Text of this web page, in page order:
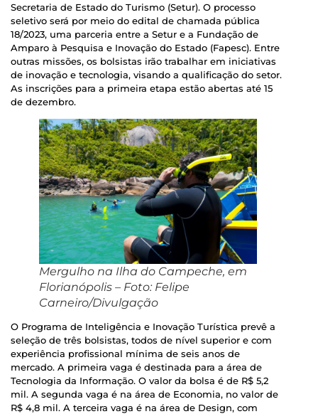
Secretaria de Estado do Turismo (Setur). O processo
seletivo será por meio do edital de chamada pública
18/2023, uma parceria entre a Setur e a Fundação de
Amparo à Pesquisa e Inovação do Estado (Fapesc). Entre
outras missões, os bolsistas irão trabalhar em iniciativas
de inovação e tecnologia, visando a qualificação do setor.
As inscrições para a primeira etapa estão abertas até 15
de dezembro.
Mergulho na Ilha do Campeche, em
Florianópolis – Foto: Felipe
Carneiro/Divulgação
O Programa de Inteligência e Inovação Turística prevê a
seleção de três bolsistas, todos de nível superior e com
experiência profissional mínima de seis anos de
mercado. A primeira vaga é destinada para a área de
Tecnologia da Informação. O valor da bolsa é de R$ 5,2
mil. A segunda vaga é na área de Economia, no valor de
R$ 4,8 mil. A terceira vaga é na área de Design, com